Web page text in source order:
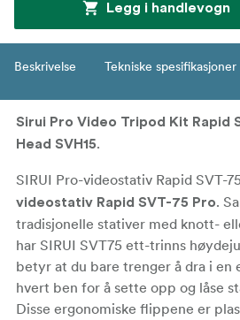
Legg i handlevogn
Beskrivelse Tekniske spesifikasjoner
Sirui Pro Video Tripod Kit Rapid
Head SVH15.
SIRUI Pro-videostativ Rapid SVT-
videostativ Rapid SVT-75 Pro.
tradisjonelle stativer med knott-
har SIRUI SVT75 ett-trinns
betyr at du bare trenger å dra i en
hvert ben for å sette opp og låse
Disse ergonomiske flippene er